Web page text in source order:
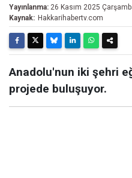
Yayınlanma: 26 Kasım 2025
Kaynak: Hakkarihabertv.com
Anadolu'nun iki şehri
projede buluşuyor.